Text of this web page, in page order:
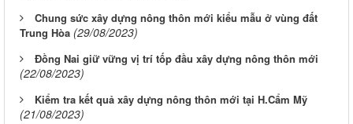
Chung sức xây dựng nông thôn mới kiểu mẫu ở vùng đất
Trung Hòa (29/08/2023)
Đồng Nai giữ vững vị trí tốp đầu xây dựng nông thôn mới
(22/08/2023)
Kiểm tra kết quả xây dựng nông thôn mới tại H.Cẩm Mỹ
(21/08/2023)